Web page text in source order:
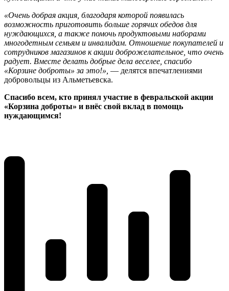
«Очень добрая акция, благодаря которой появилась
возможность приготовить больше горячих обедов для
нуждающихся, а также помочь продуктовыми наборами
многодетным семьям и инвалидам. Отношение покупателей и
сотрудников магазинов к акции доброжелательное, что очень
радует. Вместе делать добрые дела веселее, спасибо
«Корзине доброты» за это!», — делятся впечатлениями
добровольцы из Альметьевска.
Спасибо всем, кто принял участие в февральской акции
«Корзина доброты» и внёс свой вклад в помощь
нуждающимся!